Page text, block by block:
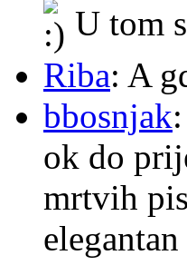
U tom
Riba: A
bbosnjak
ok do
mrtvih